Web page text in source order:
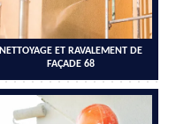
NETTOYAGE ET RAVALEMENT DE
FAÇADE 68